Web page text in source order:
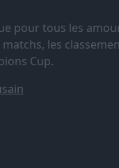
pour tous les
les
Cup.